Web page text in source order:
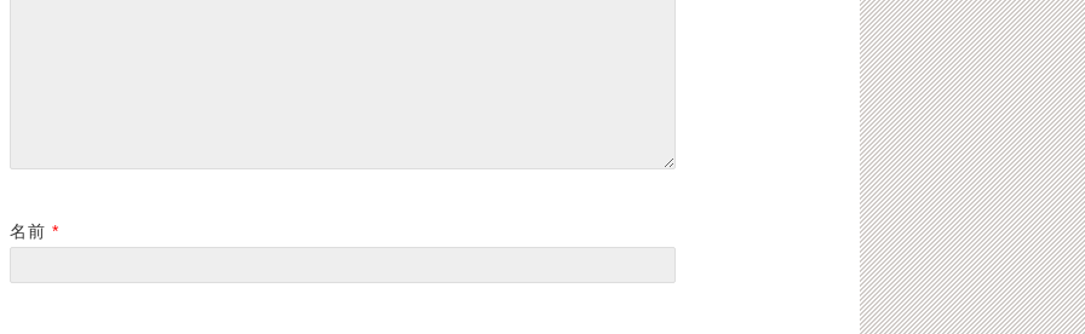
名前 *